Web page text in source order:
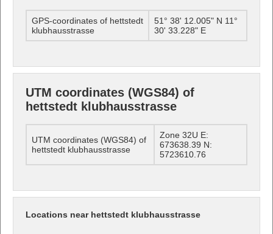
GPS-coordinates of hettstedt
klubhausstrasse
51° 38' 12.005" N 11°
30' 33.228" E
UTM coordinates (WGS84) of
hettstedt klubhausstrasse
UTM coordinates (WGS84) of
hettstedt klubhausstrasse
Zone 32U E:
673638.39 N:
5723610.76
Locations near hettstedt klubhausstrasse